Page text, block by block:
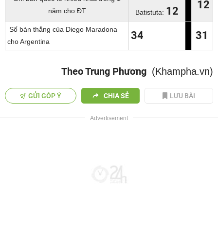
năm cho ĐT
Batistuta: 12
12
Số bàn thắng của Diego Maradona
cho Argentina
34 31
Theo Trung Phương (Khampha.vn)
GỬI GÓP Ý CHIA SẺ LƯU BÀI